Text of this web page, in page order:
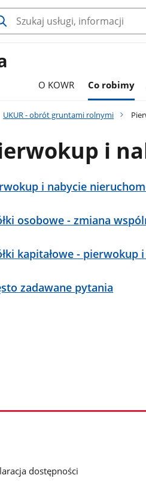
O KOWR Co robimy
UKUR - obrót gruntami rolnymi
i
i nabycie
osobowe - zmiana
kapitałowe - pierwokup
zadawane pytania
dostępności